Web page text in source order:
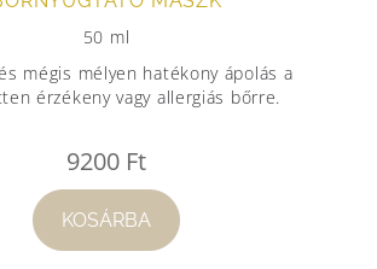
50 ml
mégis mélyen hatékony ápolás a
érzékeny vagy allergiás bőrre.
9200 Ft
KOSÁRBA